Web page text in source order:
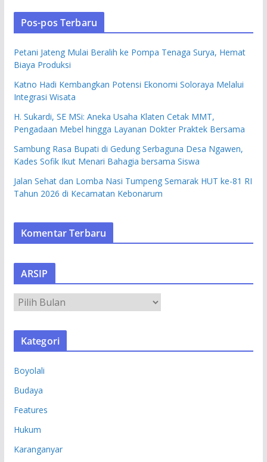
Pos-pos Terbaru
Petani Jateng Mulai Beralih ke Pompa Tenaga Surya, Hemat
Biaya Produksi
Katno Hadi Kembangkan Potensi Ekonomi Soloraya Melalui
Integrasi Wisata
H. Sukardi, SE MSi: Aneka Usaha Klaten Cetak MMT,
Pengadaan Mebel hingga Layanan Dokter Praktek Bersama
Sambung Rasa Bupati di Gedung Serbaguna Desa Ngawen,
Kades Sofik Ikut Menari Bahagia bersama Siswa
Jalan Sehat dan Lomba Nasi Tumpeng Semarak HUT ke-81 RI
Tahun 2026 di Kecamatan Kebonarum
Komentar Terbaru
ARSIP
R
S
Kategori
Boyolali
Budaya
Features
Hukum
Karanganyar